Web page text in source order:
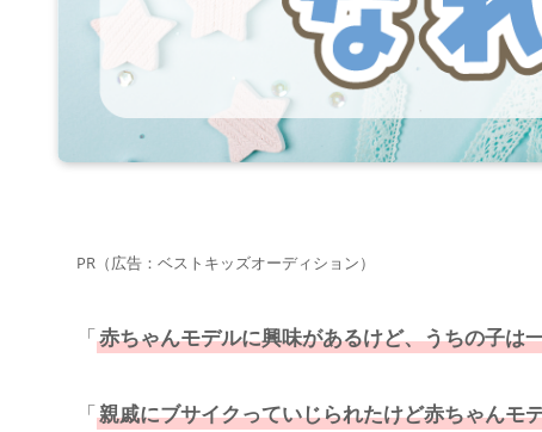
PR（広告：ベストキッズオーディション）
「赤ちゃんモデルに興味があるけど、うちの子は
「親戚にブサイクっていじられたけど赤ちゃんモ